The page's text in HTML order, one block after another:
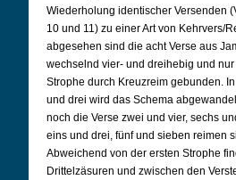
Wiederholung identischer Versenden
10 und 11) zu einer Art von Kehrvers/
abgesehen sind die acht Verse aus
wechselnd vier- und dreihebig und nur
Strophe durch Kreuzreim gebunden.
und drei wird das Schema
noch die Verse zwei und vier, sechs
eins und drei, fünf und sieben reimen
Abweichend von der ersten Strophe
Drittelzäsuren und zwischen den